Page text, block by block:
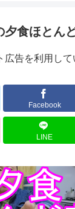
夕食ほとん
告を利用して
Facebook
LINE